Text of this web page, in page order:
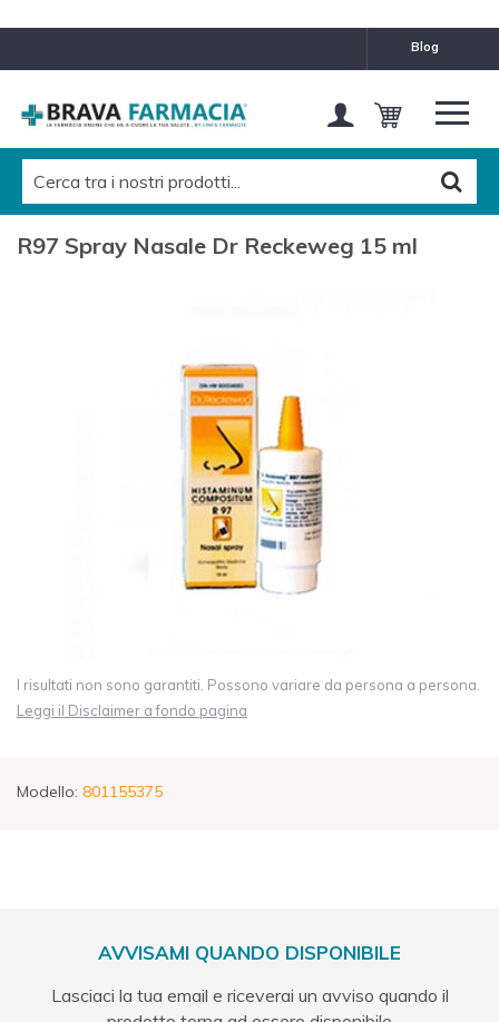
blog
R97 Spray Nasale Dr Reckeweg 15 ml
I risultati non sono garantiti. Possono variare da persona a persona.
Leggi il Disclaimer a fondo pagina
Modello: 801155375
AVVISAMI QUANDO DISPONIBILE
Lasciaci la tua email e riceverai un avviso quando il